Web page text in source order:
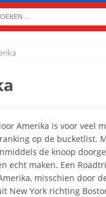
Amerika is voor veel
op de bucketlist.
de knoop
echt maken. Een
misschien door
New York richting